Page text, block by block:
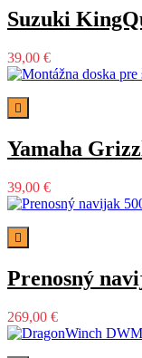
Suzuki
39,00 €

Yamaha
39,00 €

Prenosný
269,00 €